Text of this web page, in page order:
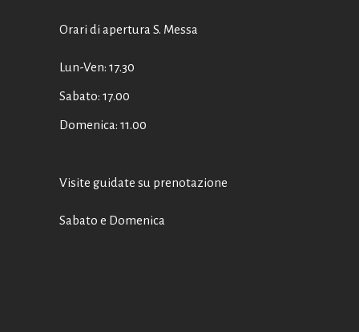
Orari di apertura S. Messa
Lun-Ven: 17.30
Sabato: 17.00
Domenica: 11.00
Visite guidate su prenotazione
Sabato e Domenica